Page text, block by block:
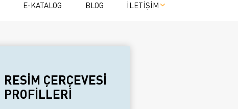
E-KATALOG BLOG İLETİŞİM
RESİM ÇERÇEVESİ
PROFİLLERİ